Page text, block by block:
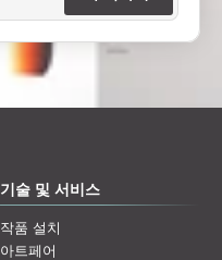
기술 및 서비스
작품 설치
아트페어